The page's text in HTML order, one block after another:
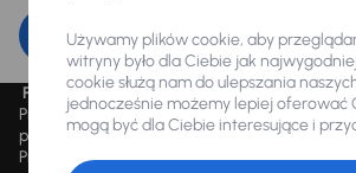
Edytuj filtr
Promocja „Letnie przeceny aż 1500 aut”
Promocja „Letnie przeceny aż 1500 aut”
placówkach Autocentrum AAA AUTO Sp. z
Promocja polega na możliwości nabycia
Używamy plików cookie, aby
witryny było dla Ciebie jak
cookie służą nam do ulepszania
jednocześnie możemy lepiej oferować
mogą być dla Ciebie interesujące i